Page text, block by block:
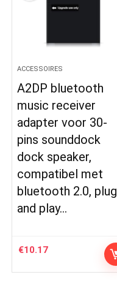
ACCESSOIRES
A2DP bluetooth
music receiver
adapter voor 30-
pins sounddock
dock speaker,
compatibel met
bluetooth 2.0, plug
and play…
€10.17